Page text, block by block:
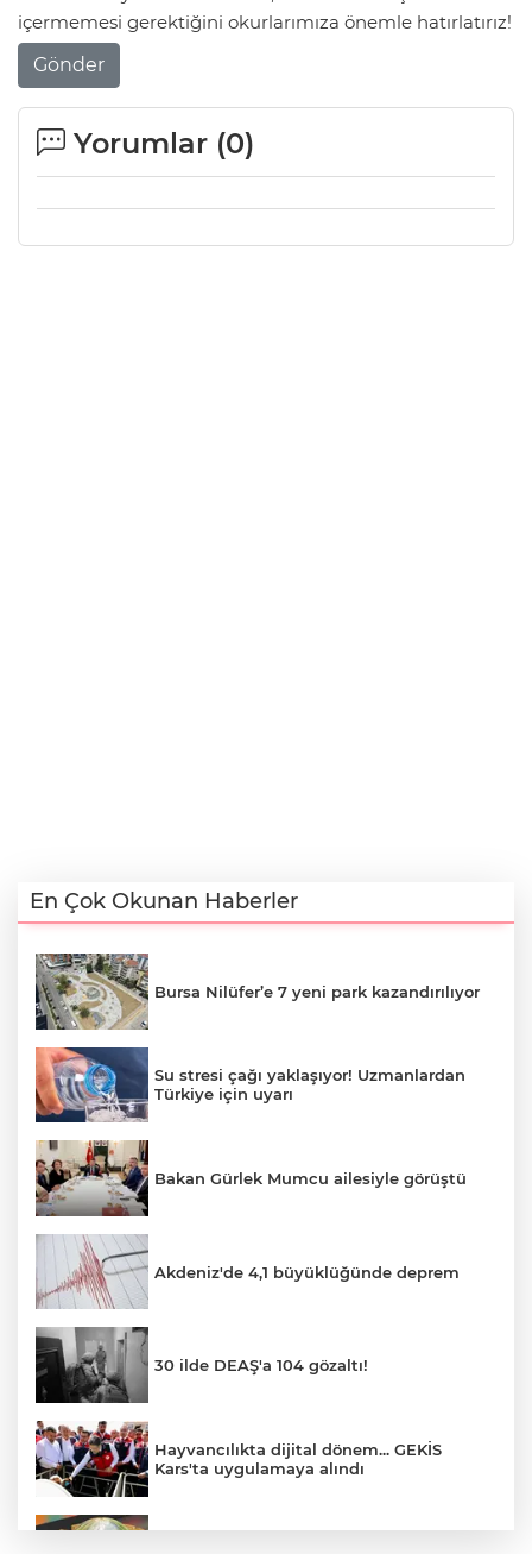
içermemesi gerektiğini okurlarımıza önemle hatırlatırız!
Gönder
Yorumlar (0)
En Çok Okunan Haberler
Bursa Nilüfer’e 7 yeni park kazandırılıyor
Su stresi çağı yaklaşıyor! Uzmanlardan
Türkiye için uyarı
Bakan Gürlek Mumcu ailesiyle görüştü
Akdeniz'de 4,1 büyüklüğünde deprem
30 ilde DEAŞ'a 104 gözaltı!
Hayvancılıkta dijital dönem... GEKİS
Kars'ta uygulamaya alındı